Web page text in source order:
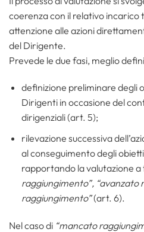
coerenza con il relativo
attenzione alle azioni
del Dirigente.
Prevede le due fasi, meglio
definizione preliminare degli
Dirigenti in occasione del
dirigenziali (art. 5);
rilevazione successiva
al conseguimento degli
rapportando la valutazione a
raggiungimento”, “avanzato
raggiungimento”(art. 6).
Nel caso di “mancato